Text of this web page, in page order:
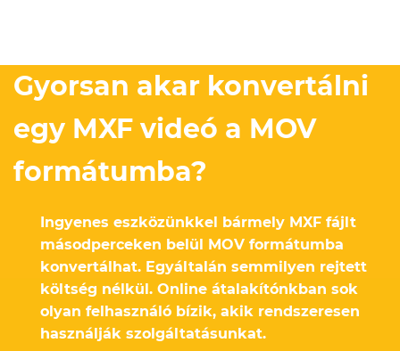
Gyorsan akar konvertálni
egy MXF videó a MOV
formátumba?
Ingyenes eszközünkkel bármely MXF fájlt
másodperceken belül MOV formátumba
konvertálhat. Egyáltalán semmilyen rejtett
költség nélkül. Online átalakítónkban sok
olyan felhasználó bízik, akik rendszeresen
használják szolgáltatásunkat.